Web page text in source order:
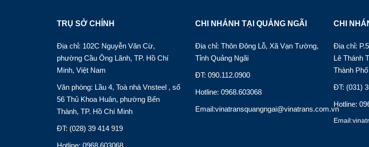
TRỤ SỞ CHÍNH
Địa chỉ: 102C Nguyễn Văn Cừ,
phường Cầu Ông Lãnh, TP. Hồ Chí
Minh, Việt Nam
Văn phòng: Lầu 4, Toà nhà Vnsteel , số
56 Thủ Khoa Huân, phường Bến
Thành, TP. Hồ Chí Minh
ĐT: (028) 39 414 919
CHI NHÁNH TẠI QUẢNG NGÃI
Địa chỉ: Thôn Đông Lỗ, Xã Vạn Tường,
Tỉnh Quảng Ngãi
ĐT: 090.112.0900
Hotline: 0968.603068
Email:vinatransquangngai@vinatrans.com.vn
CHI
Địa chỉ:
Lê Thánh
Thành
ĐT: (031)
Hotline: